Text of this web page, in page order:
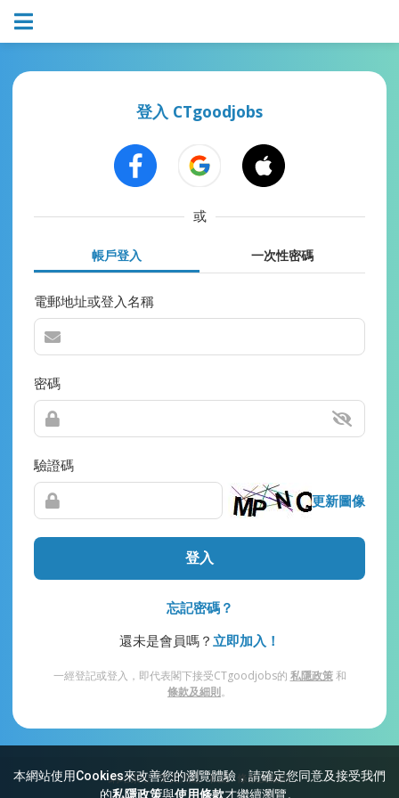
本網站使用Cookies來改善您的瀏覽體驗，請確定您同意及接受我們
的私隱政策與使用條款才繼續瀏覽。
登入 CTgoodjobs
或
帳戶登入 一次性密碼
電郵地址或登入名稱
密碼
驗證碼
更新圖像
登入
忘記密碼？
還未是會員嗎？ 立即加入！
一經登記或登入，即代表閣下接受CTgoodjobs的 私隱政策和
條款及細則。
網站索引 常見問題 私隱 條款及細則